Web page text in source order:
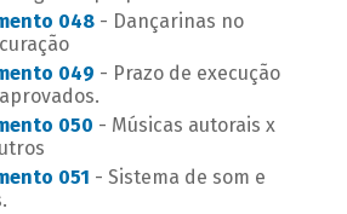
048 - Dançarinas no
049 - Prazo de execução
050 - Músicas autorais x
051 - Sistema de som e